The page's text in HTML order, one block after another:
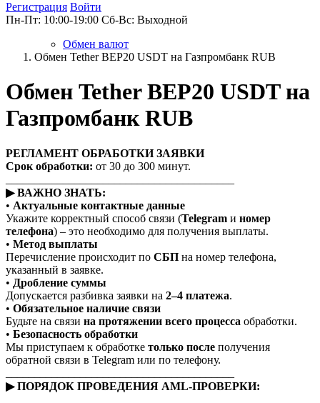
Регистрация Войти
Пн-Пт: 10:00-19:00 Сб-Вс: Выходной
Обмен валют
Обмен Tether BEP20 USDT на Газпромбанк RUB
Обмен Tether BEP20 USDT на
Газпромбанк RUB
РЕГЛАМЕНТ ОБРАБОТКИ ЗАЯВКИ
Срок обработки: от 30 до 300 минут.
▶ ВАЖНО ЗНАТЬ:
• Актуальные контактные данные
Укажите корректный способ связи (Telegram и номер
телефона) – это необходимо для получения выплаты.
• Метод выплаты
Перечисление происходит по СБП на номер телефона,
указанный в заявке.
• Дробление суммы
Допускается разбивка заявки на 2–4 платежа.
• Обязательное наличие связи
Будьте на связи на протяжении всего процесса обработки.
• Безопасность обработки
Мы приступаем к обработке только после получения
обратной связи в Telegram или по телефону.
▶ ПОРЯДОК ПРОВЕДЕНИЯ AML-ПРОВЕРКИ: